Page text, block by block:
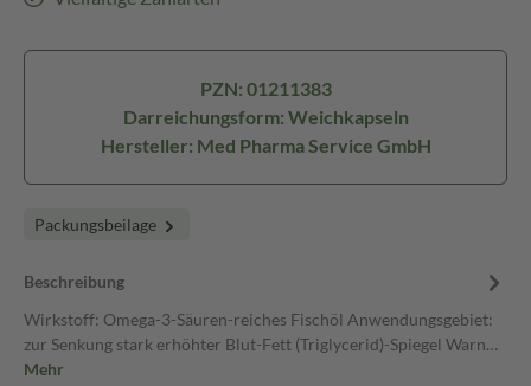
PZN: 01211383
Darreichungsform: Weichkapseln
Hersteller: Med Pharma Service GmbH
Packungsbeilage
Beschreibung
Wirkstoff: Omega-3-Säuren-reiches Fischöl Anwendungsgebiet:
zur Senkung stark erhöhter Blut-Fett (Triglycerid)-Spiegel Warn…
Mehr